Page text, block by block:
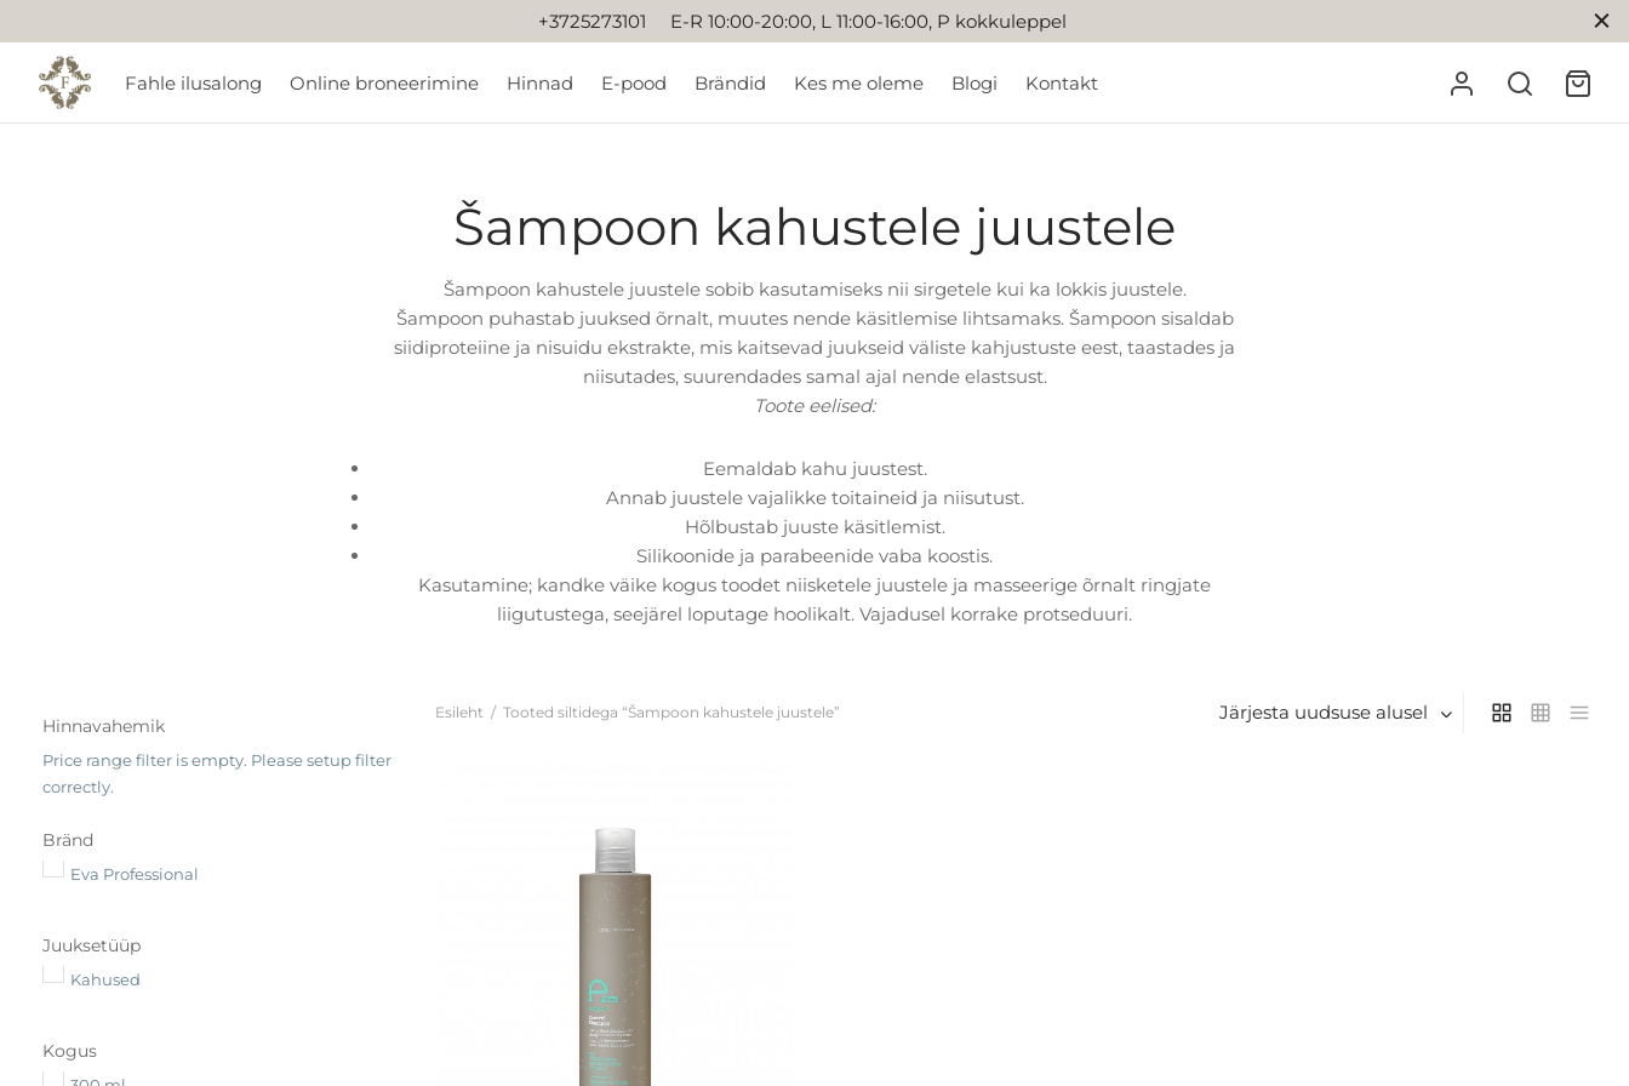
+3725273101 E-R 10:00-20:00, L 11:00-16:00, P kokkuleppel
Fahle ilusalong Online broneerimine Hinnad E-pood Brändid Kes me oleme Blogi Kontakt
Šampoon kahustele juustele
Šampoon kahustele juustele sobib kasutamiseks nii sirgetele kui ka lokkis juustele.
Šampoon puhastab juuksed õrnalt, muutes nende käsitlemise lihtsamaks. Šampoon sisaldab
siidiproteiine ja nisuidu ekstrakte, mis kaitsevad juukseid väliste kahjustuste eest, taastades ja
niisutades, suurendades samal ajal nende elastsust.
Toote eelised:
Eemaldab kahu juustest.
Annab juustele vajalikke toitaineid ja niisutust.
Hõlbustab juuste käsitlemist.
Silikoonide ja parabeenide vaba koostis.
Kasutamine; kandke väike kogus toodet niisketele juustele ja masseerige õrnalt ringjate
liigutustega, seejärel loputage hoolikalt. Vajadusel korrake protseduuri.
Hinnavahemik
Price range filter is empty. Please setup filter
correctly.
Bränd
Eva Professional
Juuksetüüp
Kahused
Kogus
Esileht / Tooted siltidega “Šampoon kahustele juustele” Järjesta uudsuse alusel